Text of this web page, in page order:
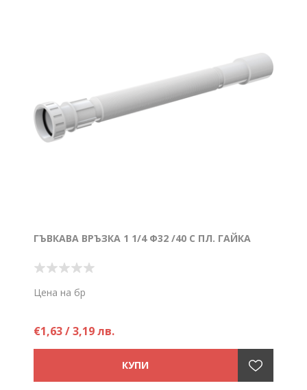
ГЪВКАВА ВРЪЗКА 1 1/4 Ф32 /40 С ПЛ. ГАЙКА
Цена на бр
€1,63 / 3,19 лв.